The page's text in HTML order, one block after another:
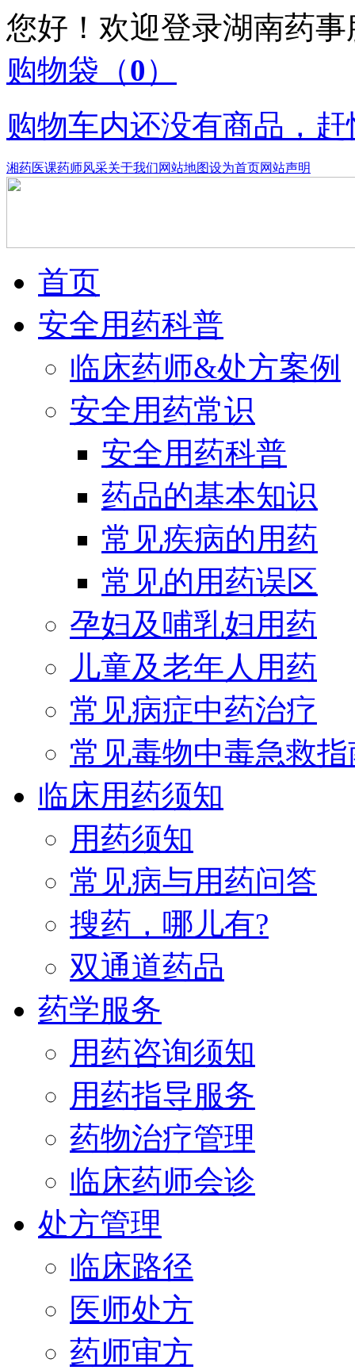
您好！欢迎登录湖南药
购物袋 （0）
购物车内还没有商品，
湘药医课药师风采关于我们网站地图设为首页网站声明
首页
安全用药科普
临床药师&处方案例
安全用药常识
安全用药科普
药品的基本知识
常见疾病的用药
常见的用药误区
孕妇及哺乳妇用药
儿童及老年人用药
常见病症中药治疗
常见毒物中毒急救指
临床用药须知
用药须知
常见病与用药问答
搜药，哪儿有?
双通道药品
药学服务
用药咨询须知
用药指导服务
药物治疗管理
临床药师会诊
处方管理
临床路径
医师处方
药师审方